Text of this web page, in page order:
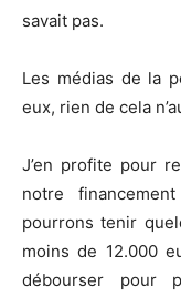
savait pas.
Les médias de la
eux, rien de cela
J’en profite pour
notre
pourrons tenir
moins de 12.000
débourser pour